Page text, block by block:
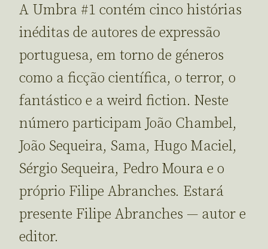
A Umbra #1 contém cinco histórias
inéditas de autores de expressão
portuguesa, em torno de géneros
como a ficção científica, o terror, o
fantástico e a weird fiction. Neste
número participam João Chambel,
João Sequeira, Sama, Hugo Maciel,
Sérgio Sequeira, Pedro Moura e o
próprio Filipe Abranches. Estará
presente Filipe Abranches — autor e
editor.